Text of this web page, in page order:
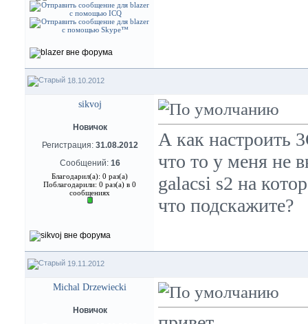
18.10.2012
sikvoj
Новичок
Регистрация: 31.08.2012
Сообщений: 16
Благодарил(а): 0 раз(а)
Поблагодарили: 0 раз(а) в 0
сообщениях
А как настроить
что то у меня не
galacsi s2 на
что подскажите?
19.11.2012
Michal Drzewiecki
Новичок